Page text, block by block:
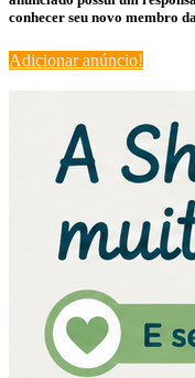
conhecer seu novo membro
Adicionar anúncio!